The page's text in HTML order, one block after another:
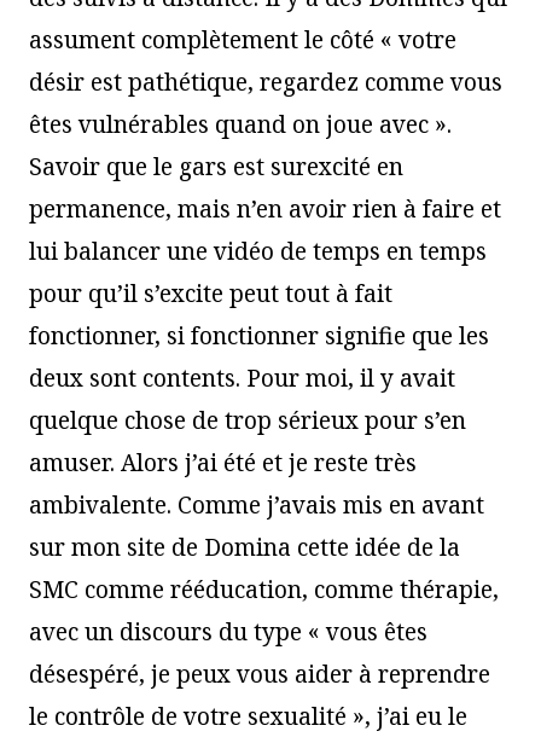
assument complètement le côté « votre
désir est pathétique, regardez comme vous
êtes vulnérables quand on joue avec ».
Savoir que le gars est surexcité en
permanence, mais n’en avoir rien à faire et
lui balancer une vidéo de temps en temps
pour qu’il s’excite peut tout à fait
fonctionner, si fonctionner signifie que les
deux sont contents. Pour moi, il y avait
quelque chose de trop sérieux pour s’en
amuser. Alors j’ai été et je reste très
ambivalente. Comme j’avais mis en avant
sur mon site de Domina cette idée de la
SMC comme rééducation, comme thérapie,
avec un discours du type « vous êtes
désespéré, je peux vous aider à reprendre
le contrôle de votre sexualité », j’ai eu le